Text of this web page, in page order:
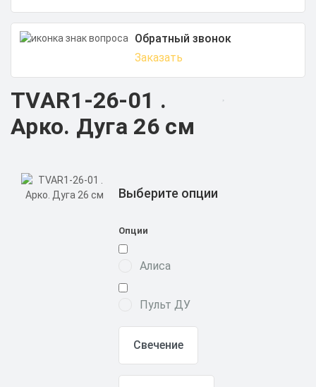
Обратный звонок
Заказать
TVAR1-26-01 .
Арко. Дуга 26 см
Выберите опции
Опции
Алиса
Пульт ДУ